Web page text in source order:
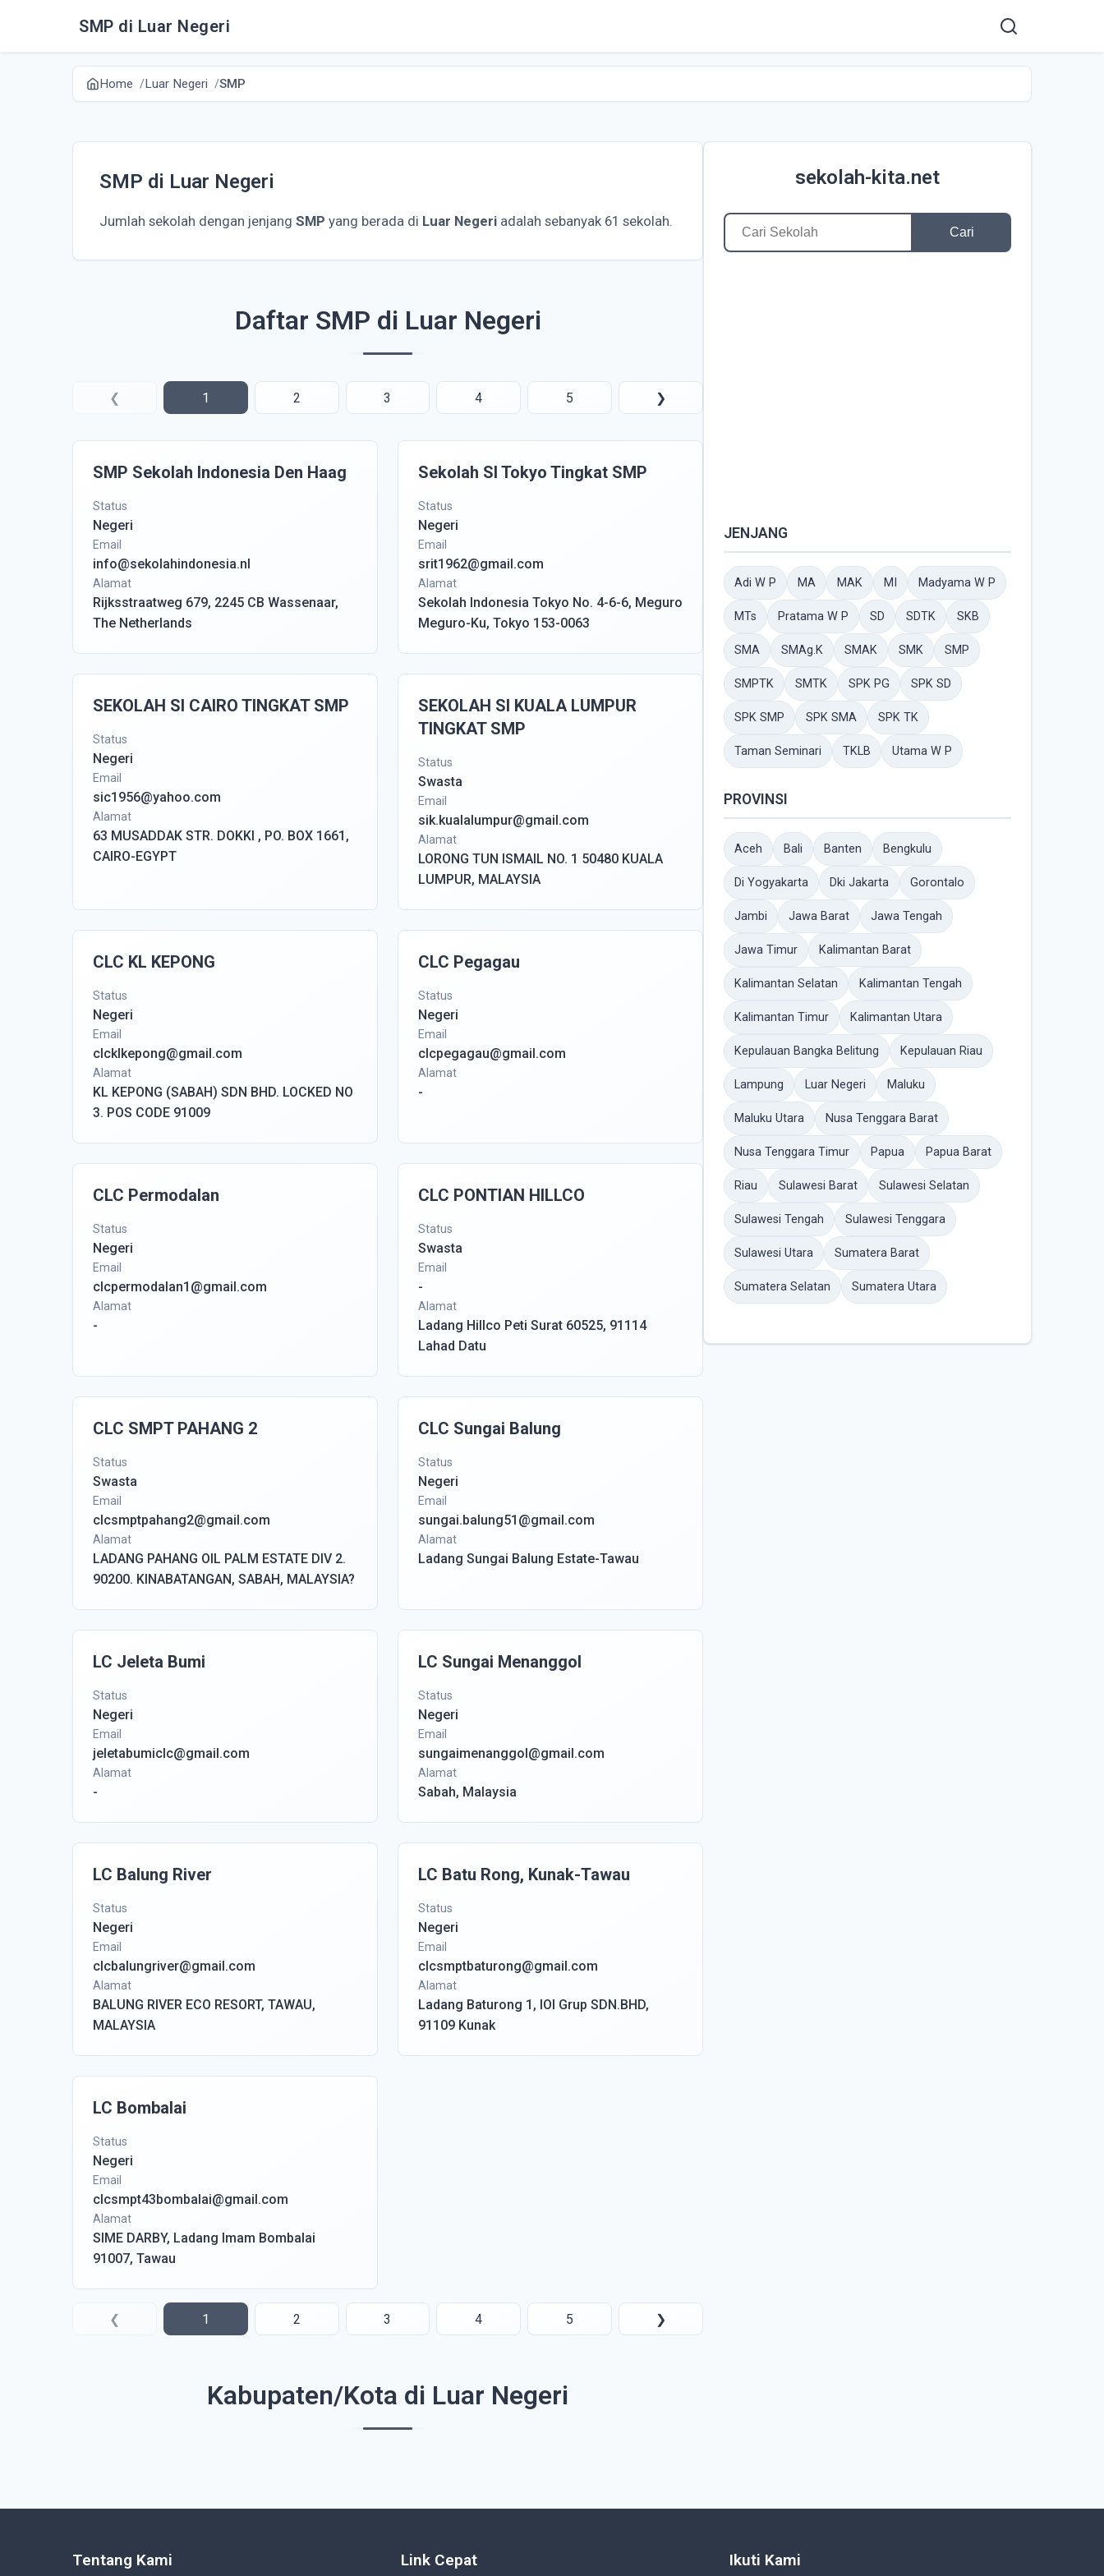
SMP di Luar Negeri
Home Luar Negeri SMP
SMP di Luar Negeri
Jumlah sekolah dengan jenjang SMP yang berada di Luar Negeri adalah sebanyak 61 sekolah.
Daftar SMP di Luar Negeri
❮ 1 2 3 4 5 ❯
SMP Sekolah Indonesia Den Haag
Status
Negeri
Email
info@sekolahindonesia.nl
Alamat
Rijksstraatweg 679, 2245 CB Wassenaar,
The Netherlands
Sekolah SI Tokyo Tingkat SMP
Status
Negeri
Email
srit1962@gmail.com
Alamat
Sekolah Indonesia Tokyo No. 4-6-6, Meguro
Meguro-Ku, Tokyo 153-0063
SEKOLAH SI CAIRO TINGKAT SMP
Status
Negeri
Email
sic1956@yahoo.com
Alamat
63 MUSADDAK STR. DOKKI , PO. BOX 1661,
CAIRO-EGYPT
SEKOLAH SI KUALA LUMPUR
TINGKAT SMP
Status
Swasta
Email
sik.kualalumpur@gmail.com
Alamat
LORONG TUN ISMAIL NO. 1 50480 KUALA
LUMPUR, MALAYSIA
CLC KL KEPONG
Status
Negeri
Email
clcklkepong@gmail.com
Alamat
KL KEPONG (SABAH) SDN BHD. LOCKED NO
3. POS CODE 91009
CLC Pegagau
Status
Negeri
Email
clcpegagau@gmail.com
Alamat
-
CLC Permodalan
Status
Negeri
Email
clcpermodalan1@gmail.com
Alamat
-
CLC PONTIAN HILLCO
Status
Swasta
Email
-
Alamat
Ladang Hillco Peti Surat 60525, 91114
Lahad Datu
CLC SMPT PAHANG 2
Status
Swasta
Email
clcsmptpahang2@gmail.com
Alamat
LADANG PAHANG OIL PALM ESTATE DIV 2.
90200. KINABATANGAN, SABAH, MALAYSIA?
CLC Sungai Balung
Status
Negeri
Email
sungai.balung51@gmail.com
Alamat
Ladang Sungai Balung Estate-Tawau
LC Jeleta Bumi
Status
Negeri
Email
jeletabumiclc@gmail.com
Alamat
-
LC Sungai Menanggol
Status
Negeri
Email
sungaimenanggol@gmail.com
Alamat
Sabah, Malaysia
LC Balung River
Status
Negeri
Email
clcbalungriver@gmail.com
Alamat
BALUNG RIVER ECO RESORT, TAWAU,
MALAYSIA
LC Batu Rong, Kunak-Tawau
Status
Negeri
Email
clcsmptbaturong@gmail.com
Alamat
Ladang Baturong 1, IOI Grup SDN.BHD,
91109 Kunak
LC Bombalai
Status
Negeri
Email
clcsmpt43bombalai@gmail.com
Alamat
SIME DARBY, Ladang Imam Bombalai
91007, Tawau
❮ 1 2 3 4 5 ❯
Kabupaten/Kota di Luar Negeri
sekolah-kita.net
Cari
JENJANG
Adi W P MA MAK MI Madyama W P
MTs Pratama W P SD SDTK SKB
SMA SMAg.K SMAK SMK SMP
SMPTK SMTK SPK PG SPK SD
SPK SMP SPK SMA SPK TK
Taman Seminari TKLB Utama W P
PROVINSI
Aceh Bali Banten Bengkulu
Di Yogyakarta Dki Jakarta Gorontalo
Jambi Jawa Barat Jawa Tengah
Jawa Timur Kalimantan Barat
Kalimantan Selatan Kalimantan Tengah
Kalimantan Timur Kalimantan Utara
Kepulauan Bangka Belitung Kepulauan Riau
Lampung Luar Negeri Maluku
Maluku Utara Nusa Tenggara Barat
Nusa Tenggara Timur Papua Papua Barat
Riau Sulawesi Barat Sulawesi Selatan
Sulawesi Tengah Sulawesi Tenggara
Sulawesi Utara Sumatera Barat
Sumatera Selatan Sumatera Utara
Tentang Kami Link Cepat Ikuti Kami